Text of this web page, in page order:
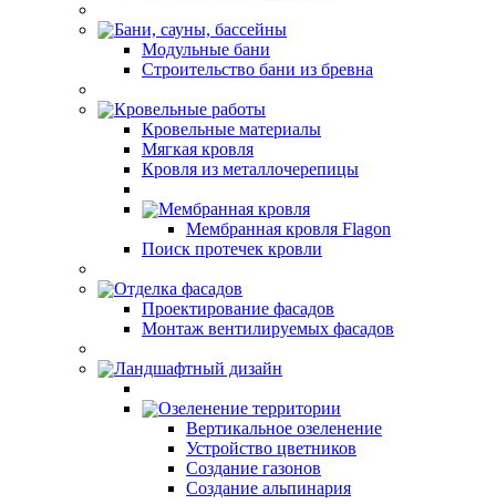
Бани, сауны, бассейны
Модульные бани
Строительство бани из бревна
Кровельные работы
Кровельные материалы
Мягкая кровля
Кровля из металлочерепицы
Мембранная кровля
Мембранная кровля Flagon
Поиск протечек кровли
Отделка фасадов
Проектирование фасадов
Монтаж вентилируемых фасадов
Ландшафтный дизайн
Озеленение территории
Вертикальное озеленение
Устройство цветников
Создание газонов
Создание альпинария